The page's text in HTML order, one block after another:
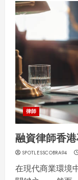
律師
融資律師香
SPOTLESSCOBRA94
在現代商業環境